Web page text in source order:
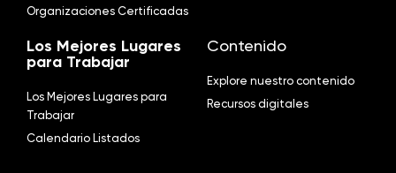
Organizaciones Certificadas
Los Mejores Lugares
para Trabajar
Los Mejores Lugares para
Trabajar
Calendario Listados
Contenido
Explore nuestro contenido
Recursos digitales